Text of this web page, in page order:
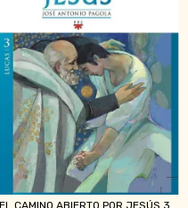
EL CAMINO ABIERTO POR JESÚS 3.